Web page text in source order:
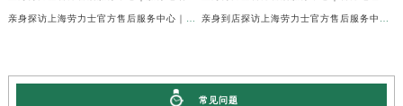
常见问题